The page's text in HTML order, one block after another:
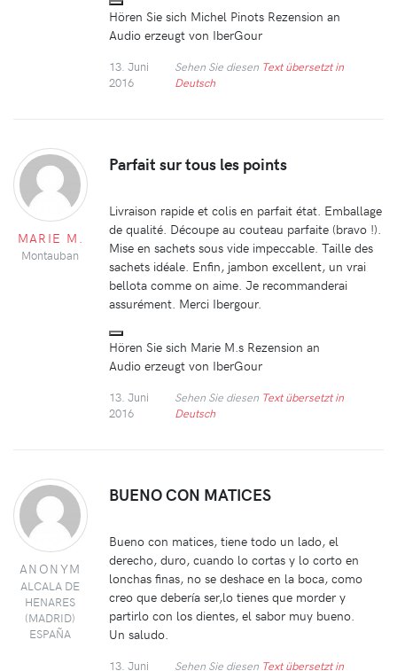
Hören Sie sich Michel Pinots Rezension an
Audio erzeugt von IberGour
13. Juni
2016
Sehen Sie diesen Text übersetzt in
Deutsch
MARIE M.
Montauban
Parfait sur tous les points
Livraison rapide et colis en parfait état. Emballage
de qualité. Découpe au couteau parfaite (bravo !).
Mise en sachets sous vide impeccable. Taille des
sachets idéale. Enfin, jambon excellent, un vrai
bellota comme on aime. Je recommanderai
assurément. Merci Ibergour.
Hören Sie sich Marie M.s Rezension an
Audio erzeugt von IberGour
13. Juni
2016
Sehen Sie diesen Text übersetzt in
Deutsch
ANONYM
ALCALA DE
HENARES
(MADRID)
ESPAÑA
BUENO CON MATICES
Bueno con matices, tiene todo un lado, el
derecho, duro, cuando lo cortas y lo corto en
lonchas finas, no se deshace en la boca, como
creo que debería ser,lo tienes que morder y
partirlo con los dientes, el sabor muy bueno.
Un saludo.
13. Juni
Sehen Sie diesen Text übersetzt in